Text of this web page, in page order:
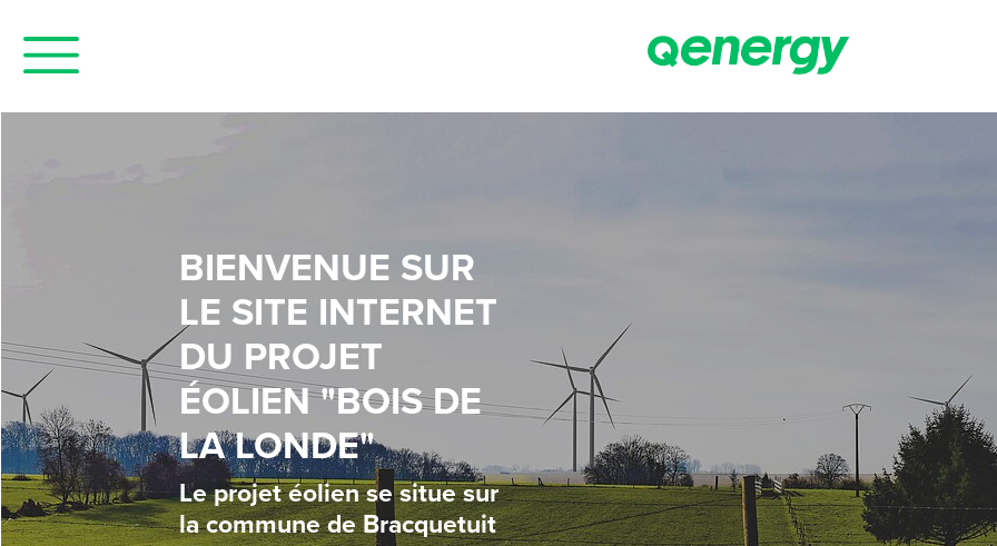
BIENVENUE SUR
LE SITE INTERNET
DU PROJET
ÉOLIEN "BOIS DE
LA LONDE"
Le projet éolien se situe sur
la commune de Bracquetuit